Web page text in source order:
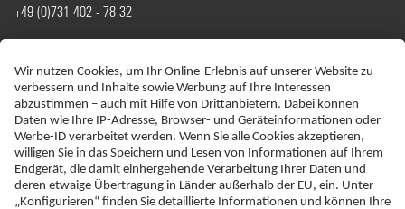
+49 (0)731 402 - 78 32
ERKLÄRUNG ZUR BARRIEREFREIHEIT
IMPRESSUM